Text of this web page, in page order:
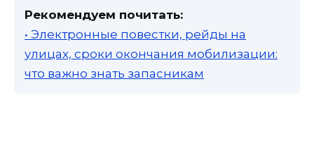
Рекомендуем почитать:
• Электронные повестки, рейды на
улицах, сроки окончания мобилизации:
что важно знать запасникам